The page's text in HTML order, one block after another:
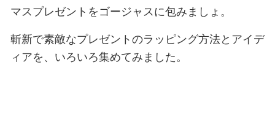
マスプレゼントをゴージャスに包みましょ。
斬新で素敵なプレゼントのラッピング方法とアイデ
ィアを、いろいろ集めてみました。